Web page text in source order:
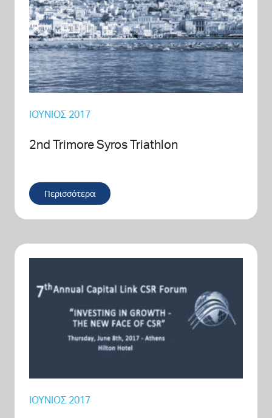
ΙΟΎΝΙΟΣ 2017
2nd Trimore Syros Triathlon
Περισσότερα
ΙΟΎΝΙΟΣ 2017